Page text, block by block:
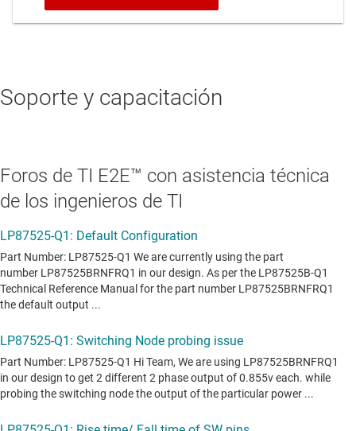
Soporte y capacitación
Foros de TI E2E™ con asistencia técnica
de los ingenieros de TI